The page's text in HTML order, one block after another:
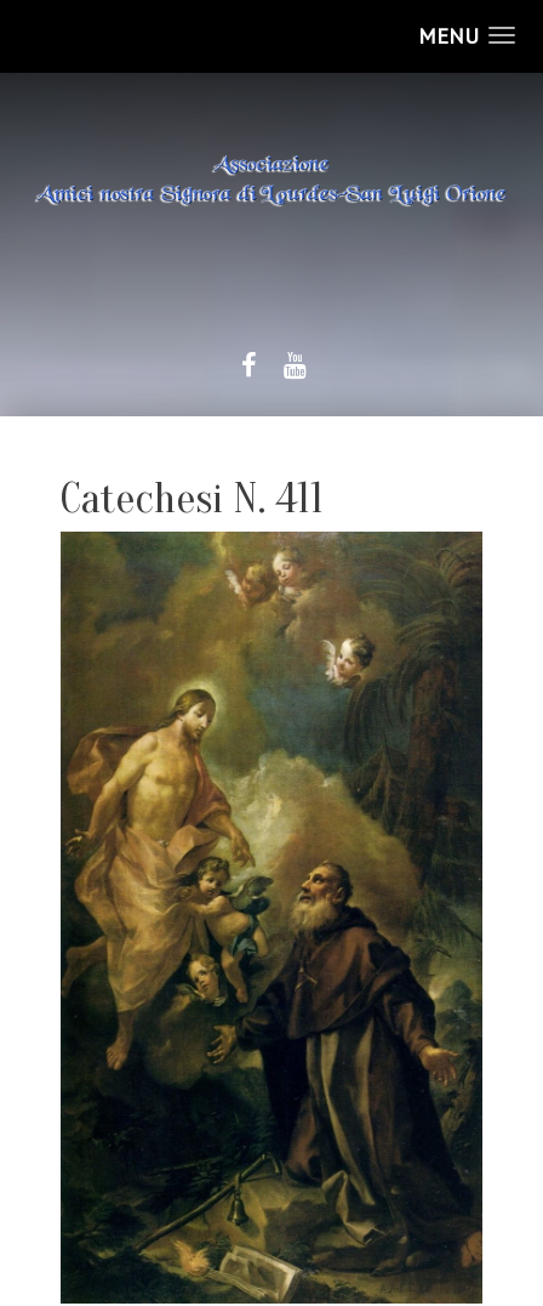
MENU
Catechesi N. 411